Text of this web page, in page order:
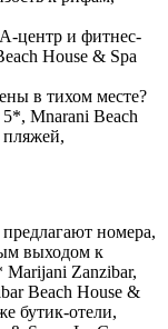
центр и фитнес-
House & Spa
в тихом месте?
Mnarani Beach
пляжей,
номера,
выходом к
Zanzibar,
Beach House &
бутик-отели,